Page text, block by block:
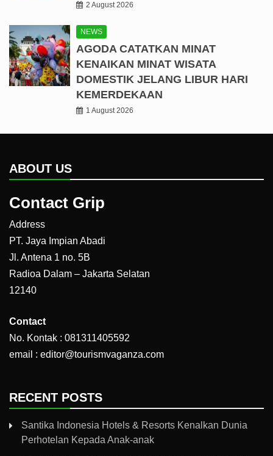
2 August 2026
NEWS
AGODA CATATKAN MINAT
KENAIKAN MINAT WISATA
DOMESTIK JELANG LIBUR HARI
KEMERDEKAAN
1 August 2026
ABOUT US
Contact Grip
Address
PT. Jaya Impian Abadi
Jl. Antena 1 no. 5B
Radioa Dalam – Jakarta Selatan
12140
Contact
No. Kontak : 081311405592
email : editor@tourismvaganza.com
RECENT POSTS
Santika Indonesia Hotels & Resorts Kenalkan Dunia
Perhotelan Kepada Anak-anak